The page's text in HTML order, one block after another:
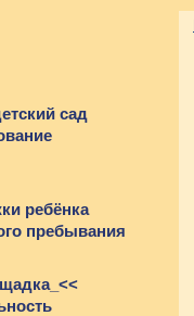
сад
ребёнка
пребывания